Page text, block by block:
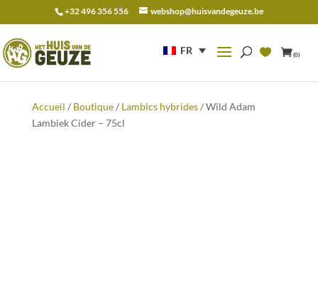
+32 496 356 556 webshop@huisvandegeuze.be
FR (0)
pour :
Accueil / Boutique/ Lambics hybrides/ Wild Adam
Lambiek Cider – 75cl